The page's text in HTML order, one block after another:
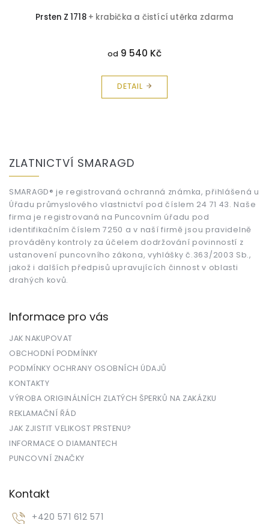
Prsten Z 1718 + krabička a čistící utěrka zdarma
od 9 540 Kč
DETAIL
ZLATNICTVÍ SMARAGD
SMARAGD® je registrovaná ochranná známka, přihlášená u
Úřadu průmyslového vlastnictví pod číslem 24 71 43. Naše
firma je registrovaná na Puncovním úřadu pod
identifikačním číslem 7250 a v naší firmě jsou pravidelně
prováděny kontroly za účelem dodržování povinností z
ustanovení puncovního zákona, vyhlášky č.363/2003 Sb.,
jakož i dalších předpisů upravujících činnost v oblasti
drahých kovů.
Informace pro vás
JAK NAKUPOVAT
OBCHODNÍ PODMÍNKY
PODMÍNKY OCHRANY OSOBNÍCH ÚDAJŮ
KONTAKTY
VÝROBA ORIGINÁLNÍCH ZLATÝCH ŠPERKŮ NA ZAKÁZKU
REKLAMAČNÍ ŘÁD
JAK ZJISTIT VELIKOST PRSTENU?
INFORMACE O DIAMANTECH
PUNCOVNÍ ZNAČKY
Kontakt
+420 571 612 571